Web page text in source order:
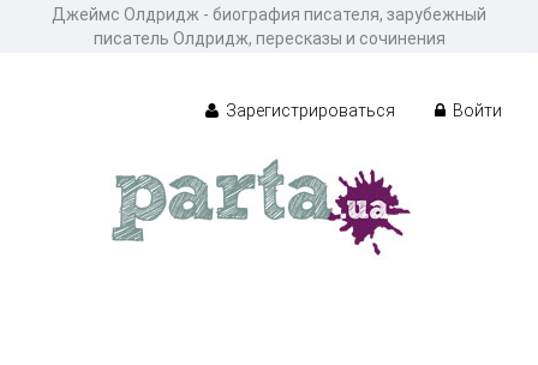
Джеймс Олдридж - биография писателя, зарубежный
писатель Олдридж, пересказы и сочинения
Зарегистрироваться Войти